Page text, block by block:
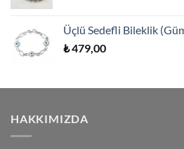
Üçlü Sedefli Bileklik
₺479,00
HAKKIMIZDA